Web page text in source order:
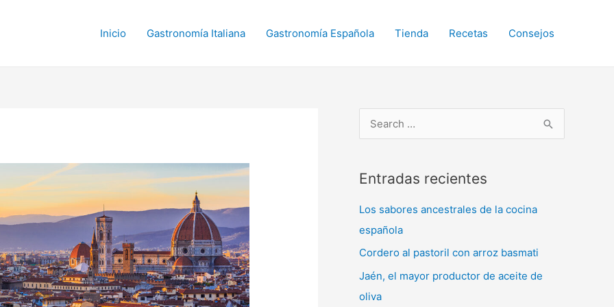
Inicio Gastronomía Italiana Gastronomía Española Tienda Recetas Consejos
u
c
o
r
:
Entradas recientes
Los sabores ancestrales de la cocina
española
Cordero al pastoril con arroz basmati
Jaén, el mayor productor de aceite de
oliva